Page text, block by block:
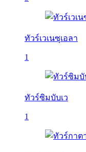
ทัวร์เวเนซุเอลา
1
ทัวร์ซิมบับเว
1